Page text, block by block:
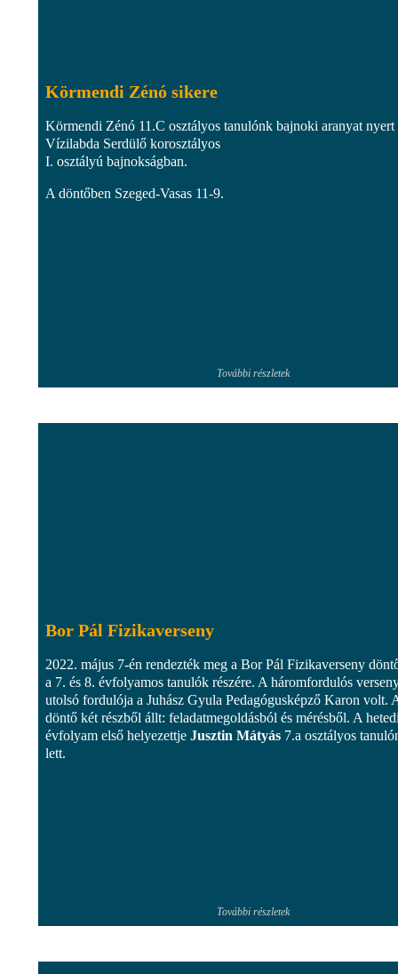
Körmendi Zénó sikere
Körmendi Zénó 11.C osztályos tanulónk bajnoki aranyat nyert
Vízilabda Serdülő korosztályos
I. osztályú bajnokságban.
A döntőben Szeged-Vasas 11-9.
További részletek
Bor Pál Fizikaverseny
2022. május 7-én rendezték meg a Bor Pál Fizikaverseny
a 7. és 8. évfolyamos tanulók részére. A háromfordulós
utolsó fordulója a Juhász Gyula Pedagógusképző Karon volt.
döntő két részből állt: feladatmegoldásból és mérésből. A
évfolyam első helyezettje Jusztin Mátyás 7.a osztályos
lett.
További részletek